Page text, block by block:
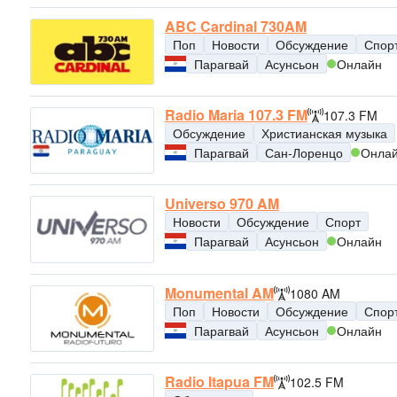
ABC Cardinal 730AM
Поп Новости Обсуждение
Парагвай
Асунсьон Онлайн
Radio Maria 107.3 FM
107.3 FM
Обсуждение
Христианская музыка
Парагвай
Сан-Лоренцо
Universo 970 AM
Новости Обсуждение
Спорт
Парагвай
Асунсьон Онлайн
Monumental AM
1080 AM
Поп
Новости Обсуждение
Парагвай
Асунсьон Онлайн
Radio Itapua FM
102.5 FM